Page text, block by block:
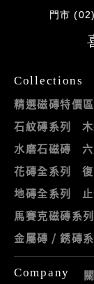
門市
Collections
精選磁磚特價區
石紋磚系列
水磨石磁磚
花磚全系列
地磚全系列
馬賽克磁磚系列
金屬磚 / 銹磚
Company